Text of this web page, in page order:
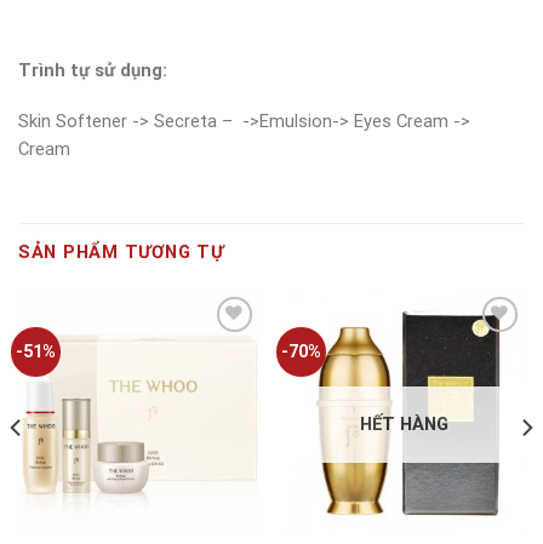
Trình tự sử dụng:
Skin Softener -> Secreta – ->Emulsion-> Eyes Cream ->
Cream
SẢN PHẨM TƯƠNG TỰ
-51% -70%
Add to
HẾT HÀNG